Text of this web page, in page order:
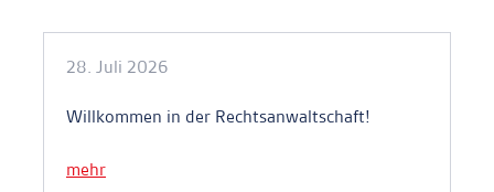
28. Juli 2026
Willkommen in der Rechtsanwaltschaft!
mehr